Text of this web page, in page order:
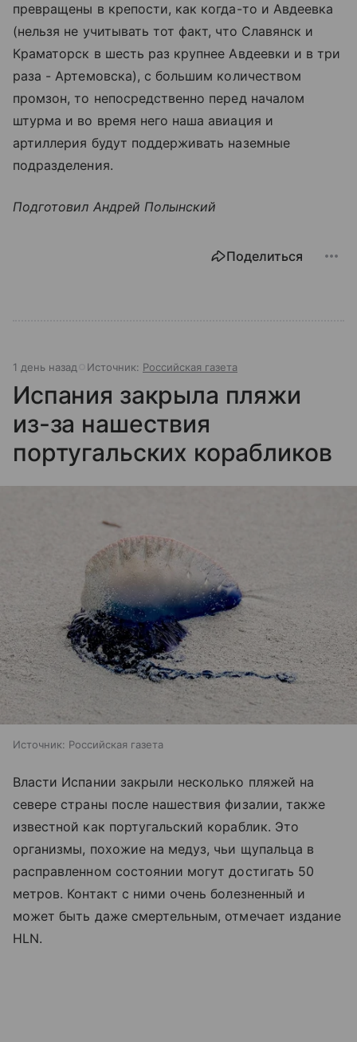
превращены в крепости, как когда-то и Авдеевка
(нельзя не учитывать тот факт, что Славянск и
Краматорск в шесть раз крупнее Авдеевки и в три
раза - Артемовска), с большим количеством
промзон, то непосредственно перед началом
штурма и во время него наша авиация и
артиллерия будут поддерживать наземные
подразделения.
Подготовил Андрей Полынский
Поделиться
1 день назад Источник: Российская газета
Испания закрыла пляжи
из-за нашествия
португальских корабликов
Источник: Российская газета
Власти Испании закрыли несколько пляжей на
севере страны после нашествия физалии, также
известной как португальский кораблик. Это
организмы, похожие на медуз, чьи щупальца в
расправленном состоянии могут достигать 50
метров. Контакт с ними очень болезненный и
может быть даже смертельным, отмечает издание
HLN.